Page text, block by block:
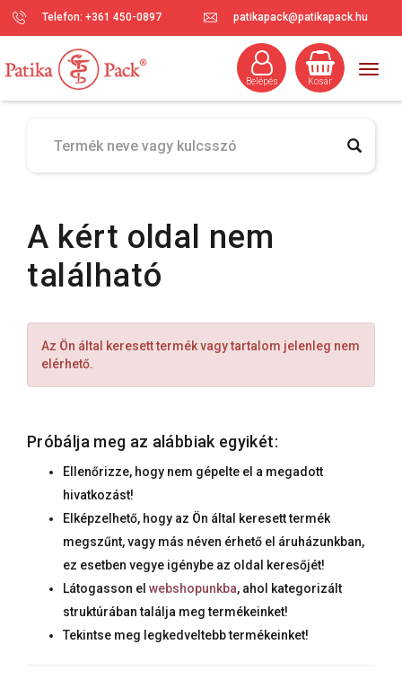
Telefon: +361 450-0897 patikapack@patikapack.hu
Kosár
Belépés
A kért oldal nem
található
Az Ön által keresett termék vagy tartalom jelenleg nem
elérhető.
Próbálja meg az alábbiak egyikét:
Ellenőrizze, hogy nem gépelte el a megadott
hivatkozást!
Elképzelhető, hogy az Ön által keresett termék
megszűnt, vagy más néven érhető el áruházunkban,
ez esetben vegye igénybe az oldal keresőjét!
Látogasson el webshopunkba, ahol kategorizált
struktúrában találja meg termékeinket!
Tekintse meg legkedveltebb termékeinket!